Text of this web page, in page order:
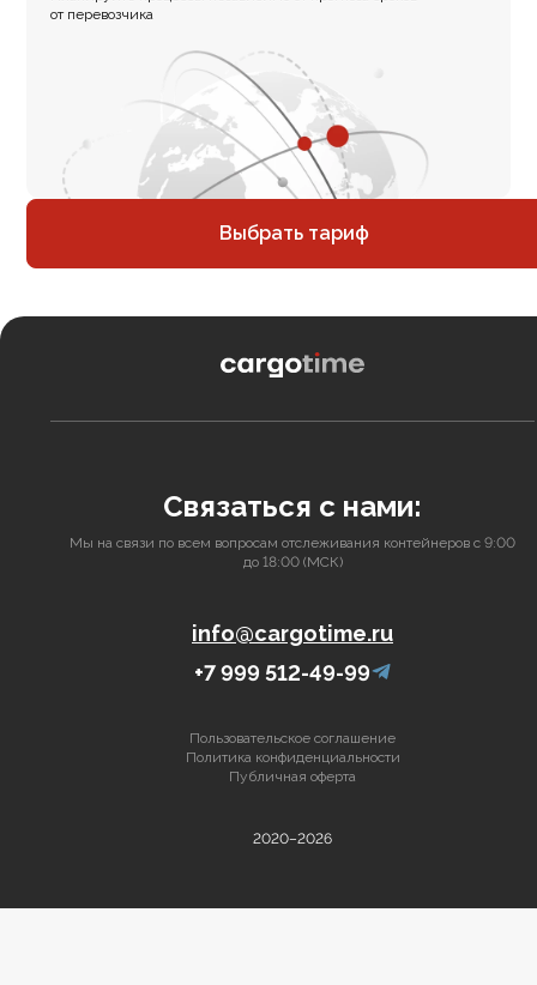
от перевозчика
Выбрать тариф
Связаться с нами:
Мы на связи по всем вопросам отслеживания контейнеров с 9:00
до 18:00 (МСК)
info@cargotime.ru
+7 999 512-49-99
2020–2026
Пользовательское соглашение
Политика конфиденциальности
Публичная оферта